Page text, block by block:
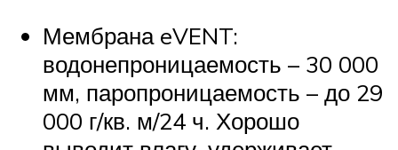
Мембрана eVENT:
водонепроницаемость – 30 000
мм, паропроницаемость – до 29
000 г/кв. м/24 ч. Хорошо